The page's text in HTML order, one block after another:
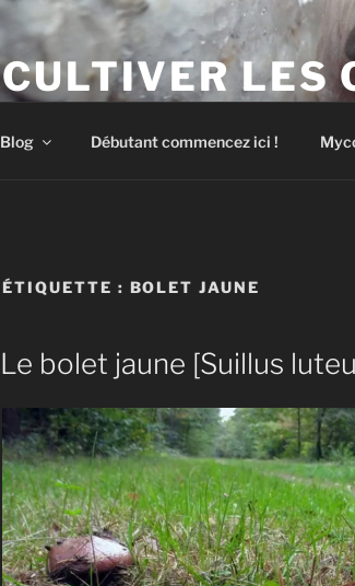
CULTIVER LES
Blog Débutant commencez ici !
ÉTIQUETTE : BOLET JAUNE
Le bolet jaune [Suillus